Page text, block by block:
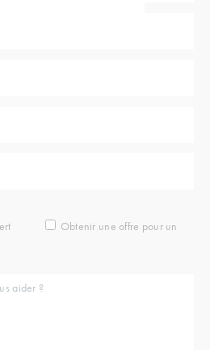
Obtenir une offre pour un